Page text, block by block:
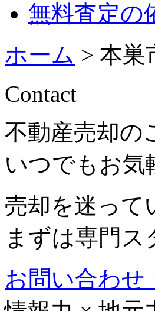
無料査定の
ホーム > 本
Contact
不動産売却の
いつでもお気
売却を迷って
まずは専門
お問い合わせ